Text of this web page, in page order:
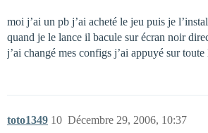
moi j’ai un pb j’ai acheté le jeu puis je
quand je le lance il bacule sur écran noir
j’ai changé mes configs j’ai appuyé sur toute
toto1349 Décembre 29, 2006, 10:37
10